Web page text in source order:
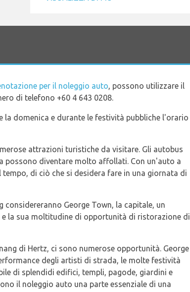
per il noleggio auto, possono utilizzare il
di telefono +60 4 643 0208.
la domenica e durante le festività pubbliche l'orario
attrazioni turistiche da visitare. Gli autobus
possono diventare molto affollati. Con un'auto a
di ciò che si desidera fare in una giornata di
George Town, la capitale, un
la sua moltitudine di opportunità di ristorazione di
di Hertz, ci sono numerose opportunità. George
degli artisti di strada, le molte festività
di splendidi edifici, templi, pagode, giardini e
il noleggio auto una parte essenziale di una